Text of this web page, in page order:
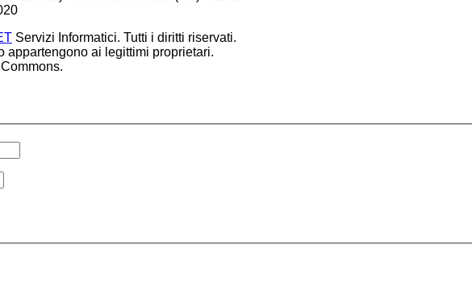
Servizi Informatici. Tutti i diritti riservati.
appartengono ai legittimi proprietari.